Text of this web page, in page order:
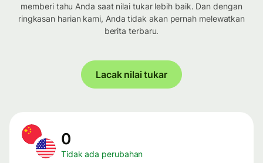
memberi tahu Anda saat nilai tukar lebih baik. Dan dengan
ringkasan harian kami, Anda tidak akan pernah melewatkan
berita terbaru.
Lacak nilai tukar
0
Tidak ada perubahan